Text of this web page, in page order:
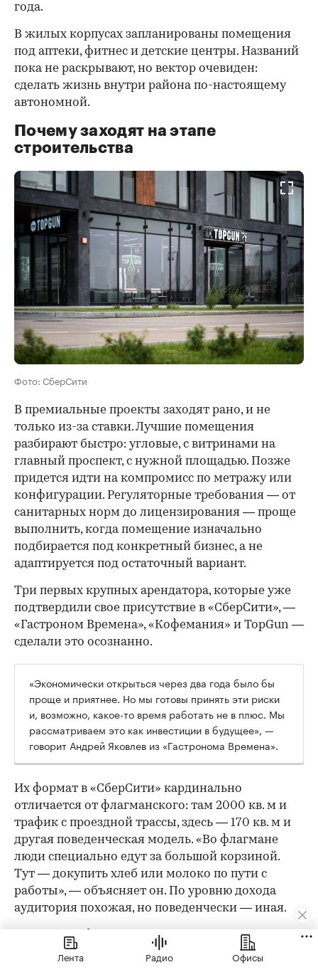
года.
В жилых корпусах запланированы помещения
под аптеки, фитнес и детские центры. Названий
пока не раскрывают, но вектор очевиден:
сделать жизнь внутри района по-настоящему
автономной.
Почему заходят на этапе
строительства
Фото: СберСити
В премиальные проекты заходят рано, и не
только из-за ставки. Лучшие помещения
разбирают быстро: угловые, с витринами на
главный проспект, с нужной площадью. Позже
придется идти на компромисс по метражу или
конфигурации. Регуляторные требования — от
санитарных норм до лицензирования — проще
выполнить, когда помещение изначально
подбирается под конкретный бизнес, а не
адаптируется под остаточный вариант.
Три первых крупных арендатора, которые уже
подтвердили свое присутствие в «СберСити», —
«Гастроном Времена», «Кофемания» и TopGun —
сделали это осознанно.
«Экономически открыться через два года было бы
проще и приятнее. Но мы готовы принять эти риски
и, возможно, какое-то время работать не в плюс. Мы
рассматриваем это как инвестиции в будущее», —
говорит Андрей Яковлев из «Гастронома Времена».
Их формат в «СберСити» кардинально
отличается от флагманского: там 2000 кв. м и
трафик с проездной трассы, здесь — 170 кв. м и
другая поведенческая модель. «Во флагмане
люди специально едут за большой корзиной.
Тут — докупить хлеб или молоко по пути с
работы», — объясняет он. По уровню дохода
аудитория похожая, но поведенчески — иная.
Ключевые «фишки» остаются: качество
собственного производства, кулинария, готовая
Лента Радио Офисы